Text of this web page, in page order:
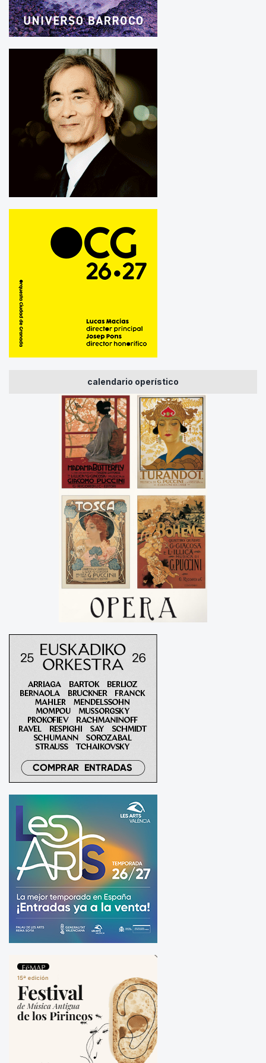
calendario operístico